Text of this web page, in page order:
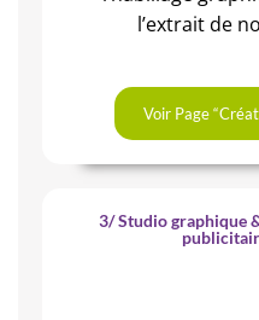
l’extrait de
Voir Page
3/ Studio graphique